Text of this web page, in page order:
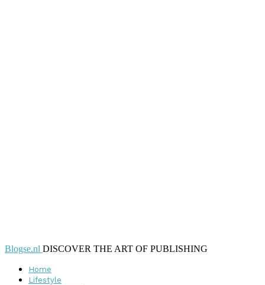
Blogse.nl DISCOVER THE ART OF PUBLISHING
Home
Lifestyle